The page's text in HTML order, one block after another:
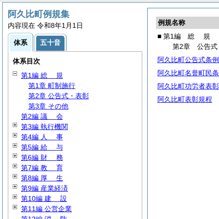
例規名称
■ 第1編 総 規
第2章 公告式
阿久比町公告式条例
阿久比町名誉町民
阿久比町功労者表
阿久比町表彰規程
阿久比町例規集
内容現在 令和8年1月1日
体系 五十音
体系目次
第1編 総 規
第1章 町制施行
第2章 公告式・表彰
第3章 その他
第2編 議 会
第3編 執行機関
第4編 人 事
第5編 給 与
第6編 財 務
第7編 教 育
第8編 厚 生
第9編 産業経済
第10編 建 設
第11編 公営企業